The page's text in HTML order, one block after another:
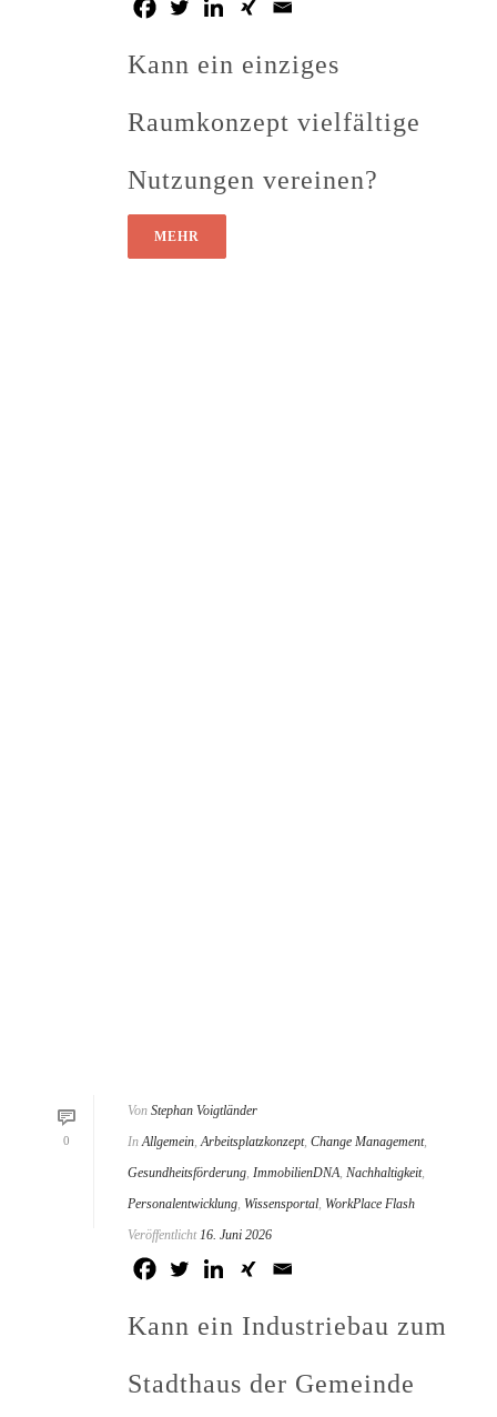
Kann ein einziges
Raumkonzept vielfältige
Nutzungen vereinen?
MEHR
0
Von Stephan Voigtländer
In Allgemein,Arbeitsplatzkonzept, Change Management,
Gesundheitsförderung, ImmobilienDNA, Nachhaltigkeit,
Personalentwicklung, Wissensportal, WorkPlace Flash
Veröffentlicht 16. Juni 2026
Kann ein Industriebau zum
Stadthaus der Gemeinde